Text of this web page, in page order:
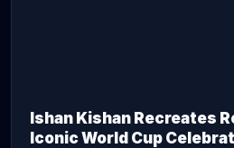
Ishan Kishan Recreates
Iconic World Cup